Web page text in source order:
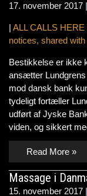
17. november 2017 |
| ALL CALLS
notices, shared
Bestikkelse er ikke
ansætter
mod dansk bank
tydeligt fortæller
udført af Jyske
viden, og sikkert
Read More »
Massage i
15. november 2017 |